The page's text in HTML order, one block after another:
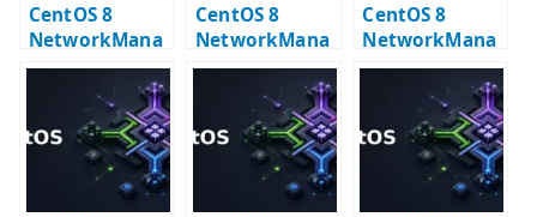
CentOS 8
NetworkMana
ger VLAN +
Bonding +
Bridge 設定
CentOS 8
NetworkMana
ger VLAN 設定
– nmcli で
VLAN インター
フェイスを作る
CentOS 8
NetworkMana
ger VLAN +
Bridge 設定